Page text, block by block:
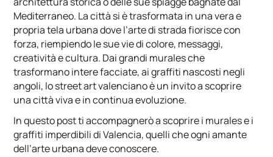
Mediterraneo. La città si è trasformata in una vera e
propria tela urbana dove l’arte di strada fiorisce con
forza, riempiendo le sue vie di colore, messaggi,
creatività e cultura. Dai grandi murales che
trasformano intere facciate, ai graffiti nascosti negli
angoli, lo street art valenciano è un invito a scoprire
una città viva e in continua evoluzione.
In questo post ti accompagnerò a scoprire i murales e i
graffiti imperdibili di Valencia, quelli che ogni amante
dell’arte urbana deve conoscere.